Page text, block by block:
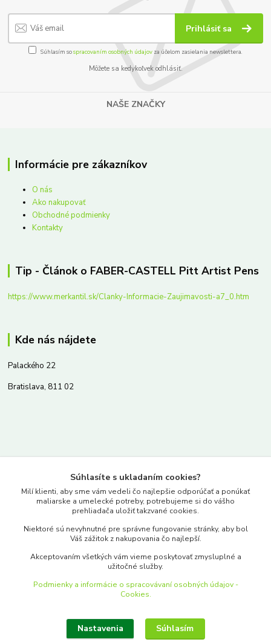
Prihlásiť sa
Súhlasím sospracovaním osobných údajov za účelom zasielania newslettera.
Môžete sa kedykoľvek odhlásiť.
NAŠE ZNAČKY
Informácie pre zákazníkov
O nás
Ako nakupovať
Obchodné podmienky
Kontakty
Tip - Článok o FABER-CASTELL Pitt Artist Pens
https://www.merkantil.sk/Clanky-Informacie-Zaujimavosti-a7_0.htm
Kde nás nájdete
Palackého 22
Bratislava, 811 02
www.merkantil.sk
Pondelok-Piatok: 9.00-17.00hod.
objednavky@merkantil-obchod.sk
Upraviť zber cookies.
Súhlasíte s ukladaním cookies?
Milí klienti, aby sme vám vedeli čo najlepšie odporúčať a ponúkať
maliarske a umelecké potreby, potrebujeme si do vášho
prehliadača uložiť takzvané cookies.
Niektoré sú nevyhnutné pre správne fungovanie stránky, aby bol
Váš zážitok z nakupovania čo najlepší.
Akceptovaním všetkých vám vieme poskytovať zmysluplné a
užitočné služby.
Podmienky a informácie o spracovávaní osobných údajov -
Cookies.
Nastavenia Súhlasím